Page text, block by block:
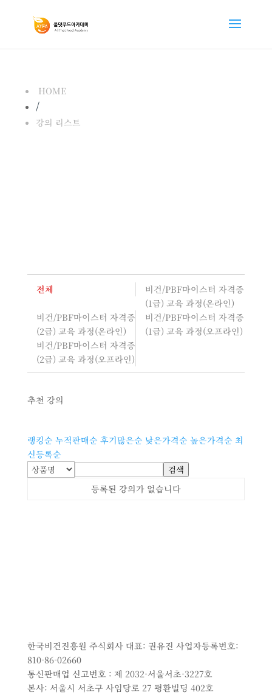
HOME
/
강의 리스트
전체
비건/PBF마이스터 자격증
(1급) 교육 과정(온라인)
비건/PBF마이스터 자격증
(2급) 교육 과정(온라인)
비건/PBF마이스터 자격증
(1급) 교육 과정(오프라인)
비건/PBF마이스터 자격증
(2급) 교육 과정(오프라인)
추천 강의
랭킹순 누적판매순 후기많은순 낮은가격순 높은가격순 최
신등록순
검색
등록된 강의가 없습니다
한국비건진흥원 주식회사 대표: 권유진 사업자등록번호:
810-86-02660
통신판매업 신고번호 : 제 2032-서울서초-3227호
본사: 서울시 서초구 사임당로 27 평환빌딩 402호